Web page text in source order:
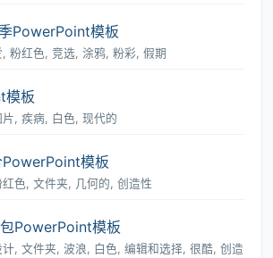
PowerPoint模板
粉红色, 竞选, 涂鸦, 粉彩, 假期
模板
, 疾病, 白色, 现代的
模板
色, 文件夹, 几何的, 创造性
PowerPoint模板
, 文件夹, 波浪, 白色, 编辑和选择, 很酷, 创造